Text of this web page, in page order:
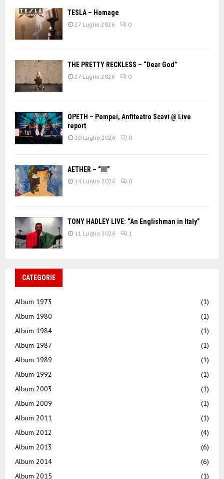
TESLA – Homage
27 Luglio 2026 0
THE PRETTY RECKLESS – “Dear God”
27 Luglio 2026 0
OPETH – Pompei, Anfiteatro Scavi @ Live
report
20 Luglio 2026 0
AETHER – “III”
14 Luglio 2026 0
TONY HADLEY LIVE: “An Englishman in Italy”
11 Luglio 2026 1
CATEGORIE
Album 1973
(1)
Album 1980
(1)
Album 1984
(1)
Album 1987
(1)
Album 1989
(1)
Album 1992
(1)
Album 2003
(1)
Album 2009
(1)
Album 2011
(1)
Album 2012
(4)
Album 2013
(6)
Album 2014
(6)
Album 2015
(1)